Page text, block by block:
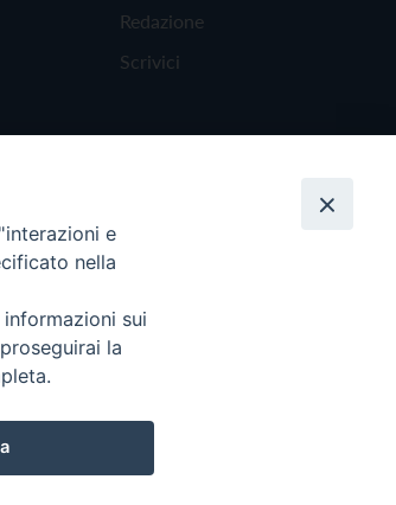
Redazione
Scrivici
e
nella
sui
la